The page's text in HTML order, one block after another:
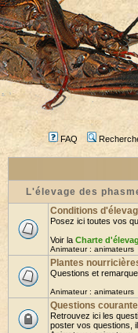
FAQ
L'élevage des
Conditions
Posez ici toutes vos
Voir la Charte
Animateur : animateurs
Plantes
Questions et
Animateur : animateurs
Questions
Retrouvez ici les
poster vos questions,